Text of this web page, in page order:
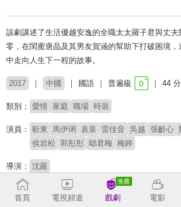
該劇講述了生活優越安逸的全職太太羅子君與丈
零，在閨蜜唐晶及其男友賀涵的幫助下打破困境
中走向人生下一程的故事。
2017 中國 國語 普遍級 44
類別： 愛情 家庭 職場 時裝
演員： 靳東 馬伊琍 袁泉 雷佳音 吳越 張齡心
侯岩松 郭彤彤 鄔君梅 梅婷
導演： 沈嚴
原著：
亦舒《我的前半生》
首頁
電視頻道 戲劇 電影